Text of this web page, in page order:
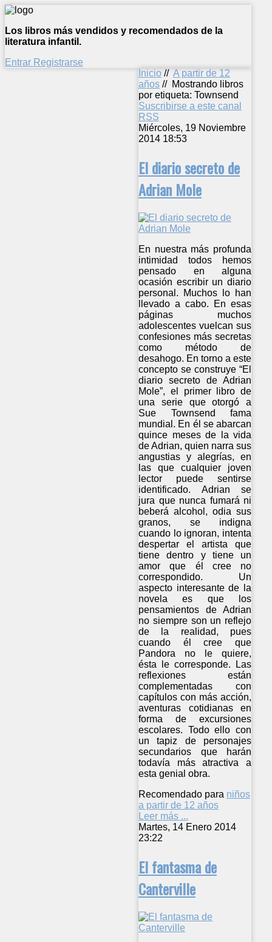
Los libros más vendidos y recomendados de la
literatura infantil.
Entrar Registrarse
Inicio // A partir de 12
años // Mostrando libros
por etiqueta: Townsend
Suscribirse a este canal
RSS
Miércoles, 19 Noviembre
2014 18:53
El diario secreto de
Adrian Mole
En nuestra más profunda
intimidad todos hemos
pensado en alguna
ocasión escribir un diario
personal. Muchos lo han
llevado a cabo. En esas
páginas muchos
adolescentes vuelcan sus
confesiones más secretas
como método de
desahogo. En torno a este
concepto se construye “El
diario secreto de Adrian
Mole”, el primer libro de
una serie que otorgó a
Sue Townsend fama
mundial. En él se abarcan
quince meses de la vida
de Adrian, quien narra sus
angustias y alegrías, en
las que cualquier joven
lector puede sentirse
identificado. Adrian se
jura que nunca fumará ni
beberá alcohol, odia sus
granos, se indigna
cuando lo ignoran, intenta
despertar el artista que
tiene dentro y tiene un
amor que él cree no
correspondido. Un
aspecto interesante de la
novela es que los
pensamientos de Adrian
no siempre son un reflejo
de la realidad, pues
cuando él cree que
Pandora no le quiere,
ésta le corresponde. Las
reflexiones están
complementadas con
capítulos con más acción,
aventuras cotidianas en
forma de excursiones
escolares. Todo ello con
un tapiz de personajes
secundarios que harán
todavía más atractiva a
esta genial obra.
Recomendado para niños
a partir de 12 años
Leer más ...
Martes, 14 Enero 2014
23:22
El fantasma de
Canterville